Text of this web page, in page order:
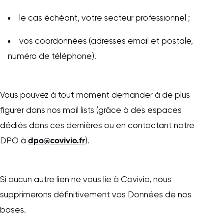
le cas échéant, votre secteur professionnel ;
vos coordonnées (adresses email et postale,
numéro de téléphone).
Vous pouvez à tout moment demander à de plus
figurer dans nos mail lists (grâce à des espaces
dédiés dans ces dernières ou en contactant notre
DPO à dpo@covivio.fr).
Si aucun autre lien ne vous lie à Covivio, nous
supprimerons définitivement vos Données de nos
bases.